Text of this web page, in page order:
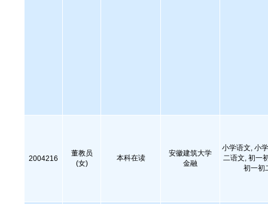
2004216
董教员
(女)
本科在读
安徽建筑大学
金融
小学语文, 小
二语文, 初一
初一初